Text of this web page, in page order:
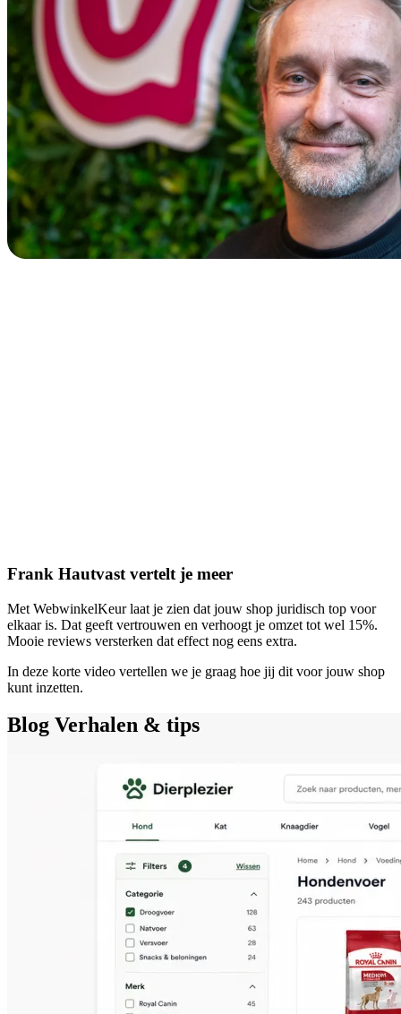
Frank Hautvast vertelt je meer
Met WebwinkelKeur laat je zien dat jouw shop juridisch top voor
elkaar is. Dat geeft vertrouwen en verhoogt je omzet tot wel 15%.
Mooie reviews versterken dat effect nog eens extra.
In deze korte video vertellen we je graag hoe jij dit voor jouw shop
kunt inzetten.
Blog Verhalen & tips